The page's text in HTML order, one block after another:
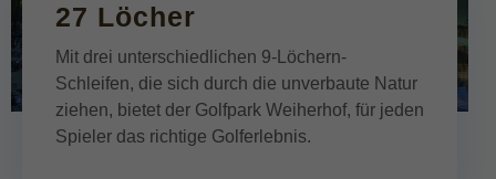
27 Löcher
Mit drei unterschiedlichen 9-Löchern-
Schleifen, die sich durch die unverbaute Natur
ziehen, bietet der Golfpark Weiherhof, für jeden
Spieler das richtige Golferlebnis.